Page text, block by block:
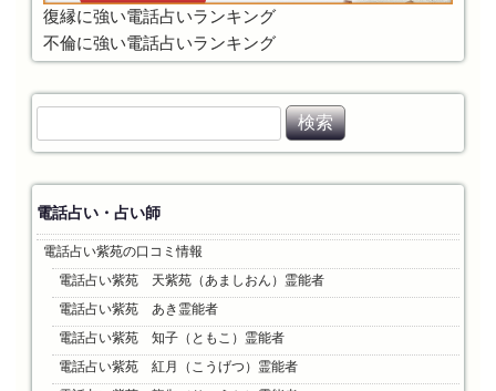
復縁に強い電話占いランキング
不倫に強い電話占いランキング
検
索
電話占い・占い師
電話占い紫苑の口コミ情報
電話占い紫苑 天紫苑（あましおん）霊能者
電話占い紫苑 あき霊能者
電話占い紫苑 知子（ともこ）霊能者
電話占い紫苑 紅月（こうげつ）霊能者